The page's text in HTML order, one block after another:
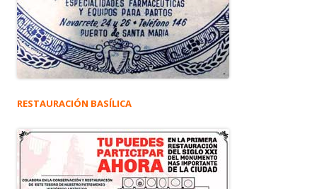
RESTAURACIÓN BASÍLICA